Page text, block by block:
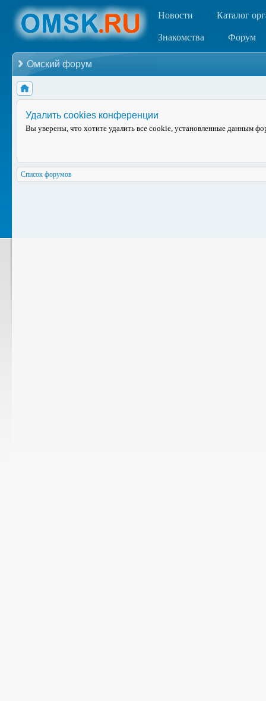
Новости Каталог
Знакомства Форум
Омский форум
Удалить cookies конференции
Вы уверены, что хотите удалить все cookie, установленные данным
Список форумов